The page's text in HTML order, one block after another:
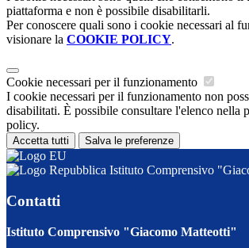
piattaforma e non è possibile disabilitarli.
Per conoscere quali sono i cookie necessari al
visionare la COOKIE POLICY.
Cookie necessari per il funzionamento
I cookie necessari per il funzionamento non
disabilitati. È possibile consultare l'elenco nella
policy.
Accetta tutti Salva le preferenze
Istituto Comprensivo
Contatti
Istituto Comprensivo "Giacomo Matteotti"